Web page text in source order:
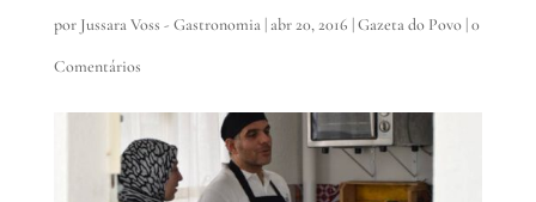
por Jussara Voss - Gastronomia|abr 20, 2016 |Gazeta do Povo|0
Comentários